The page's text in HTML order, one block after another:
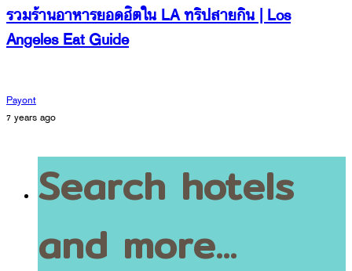
รวมร้านอาหารยอดฮิตใน LA ทริปสายกิน | Los
Angeles Eat Guide
Payont
7 years ago
Search hotels
and more...